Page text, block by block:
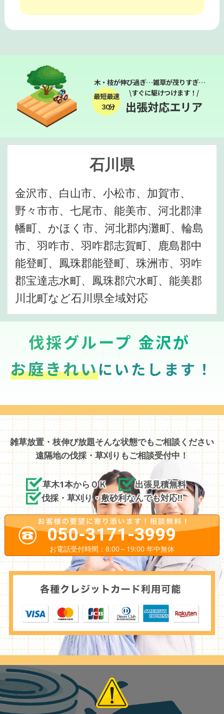
木・枝が伸び過ぎ…雑草が茂りすぎ…
最短最速
３０分
\すぐに駆けつけます！/
出張対応エリア
石川県
金沢市、白山市、小松市、加賀市、
野々市市、七尾市、能美市、河北郡津
幡町、かほく市、河北郡内灘町、輪島
市、羽咋市、羽咋郡志賀町、鹿島郡中
能登町、鳳珠郡能登町、珠洲市、羽咋
郡宝達志水町、鳳珠郡穴水町、能美郡
川北町など石川県全域対応
伐採グループ 金沢が
お庭きれいにいたします！
雑草放置・枝伸び放題そんな状態でもご相談ください
遠隔地の伐採・草刈りもご相談受付中！
草木1本からＯＫ
出張見積無料
伐採・草刈り・敷砂利なんでも対応!!
050-3171-3999
お電話受付時間：8:00～19:00 年中無休